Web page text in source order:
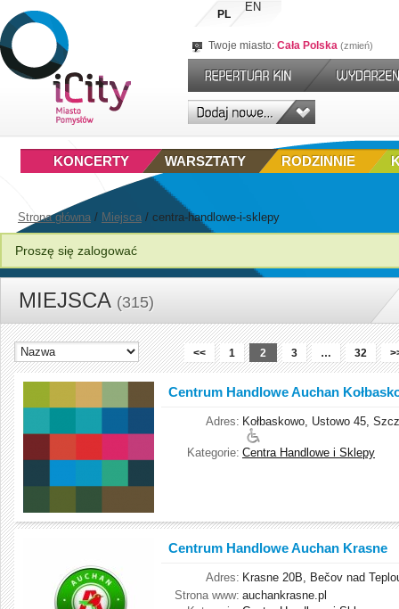
PL
EN
Twoje miasto: Cała Polska zmień
RODZINNIE
WARSZTATY
KONCERTY
Strona główna / Miejsca / centra-handlowe-i-sklepy
Proszę się zalogować
MIEJSCA (315)
<< 1 2 3 … 32
Centrum Handlowe Auchan
Adres: Kołbaskowo, Ustowo 45,
Kategorie: Centra Handlowe i Sklepy
Centrum Handlowe Auchan Krasne
Adres: Krasne 20B, Bečov nad
Strona www: auchankrasne.pl